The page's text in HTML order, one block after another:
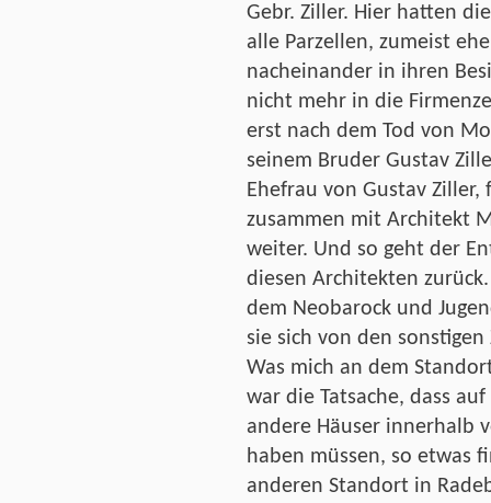
Gebr. Ziller. Hier hatten
alle Parzellen, zumeist
nacheinander in ihren
nicht mehr in die
erst nach dem Tod von
seinem Bruder Gustav
Ehefrau von Gustav
zusammen mit Architekt
weiter. Und so geht der
diesen Architekten
dem Neobarock und
sie sich von den
Was mich an dem
war die Tatsache, dass
andere Häuser innerhalb
haben müssen, so etwas
anderen Standort in